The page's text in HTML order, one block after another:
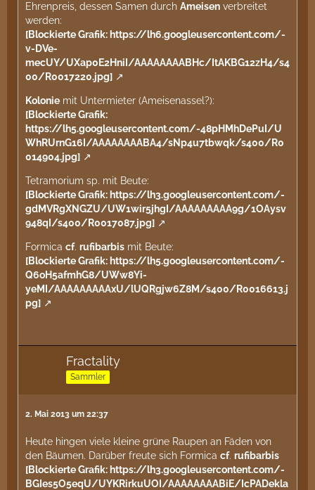
Ehrenpreis, dessen Samen durch Ameisen verbreitet
werden:
[Blockierte Grafik: https://lh6.googleusercontent.com/-
v-DVe-
mecUY/UXap0E2HniI/AAAAAAAABHc/ItAKBG12zH4/s4
00/R0017220.jpg]
Kolonie mit Untermieter (Ameisenassel?):
[Blockierte Grafik:
https://lh5.googleusercontent.com/-48pHMhDePuI/U
WhRUrnG16I/AAAAAAAABA4/sNp4u7tbwqk/s400/R0
014904.jpg]
Tetramorium sp. mit Beute:
[Blockierte Grafik: https://lh3.googleusercontent.com/-
gdMVRgXNGZU/UW1wir5jhgI/AAAAAAAAA9g/1OAysv
948qI/s400/R0017087.jpg]
Formica cf. rufibarbis mit Beute:
[Blockierte Grafik: https://lh5.googleusercontent.com/-
Q6oH5afmhG8/UWw8Yi-
yeMI/AAAAAAAAAxU/lUQRgjw6Z8M/s400/R0016613.j
pg]
Fractality
Sammler
2. Mai 2013 um 22:37
Heute hingen viele kleine grüne Raupen an Fäden von
den Bäumen. Darüber freute sich Formica cf. rufibarbis
[Blockierte Grafik: https://lh3.googleusercontent.com/-
BGIes5O5eqU/UYKRirkuUOI/AAAAAAAABiE/IcPADekla